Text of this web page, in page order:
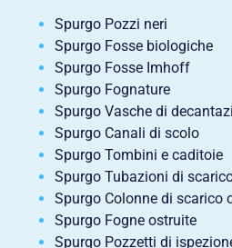
Spurgo Pozzi neri
Spurgo Fosse biologiche
Spurgo Fosse Imhoff
Spurgo Fognature
Spurgo Vasche di
Spurgo Canali di scolo
Spurgo Tombini e caditoie
Spurgo Tubazioni di
Spurgo Colonne di scarico
Spurgo Fogne ostruite
Spurgo Pozzetti di